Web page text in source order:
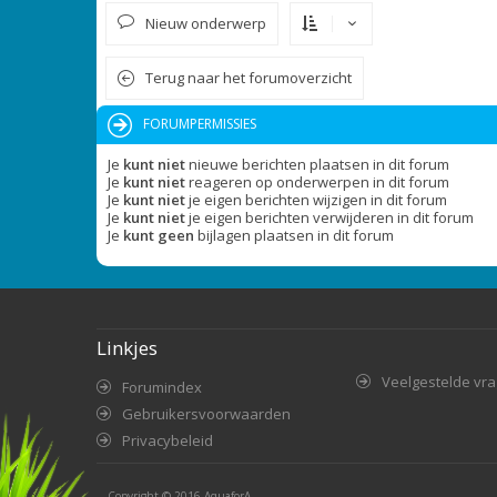
Nieuw onderwerp
Terug naar het forumoverzicht
FORUMPERMISSIES
Je kunt nietnieuwe berichten plaatsen in dit forum
Je kunt nietreageren op onderwerpen in dit forum
Je kunt nietje eigen berichten wijzigen in dit forum
Je kunt nietje eigen berichten verwijderen in dit forum
Je kunt geen bijlagen plaatsen in dit forum
Linkjes
Forumindex
Gebruikersvoorwaarden
Privacybeleid
Veelgestelde